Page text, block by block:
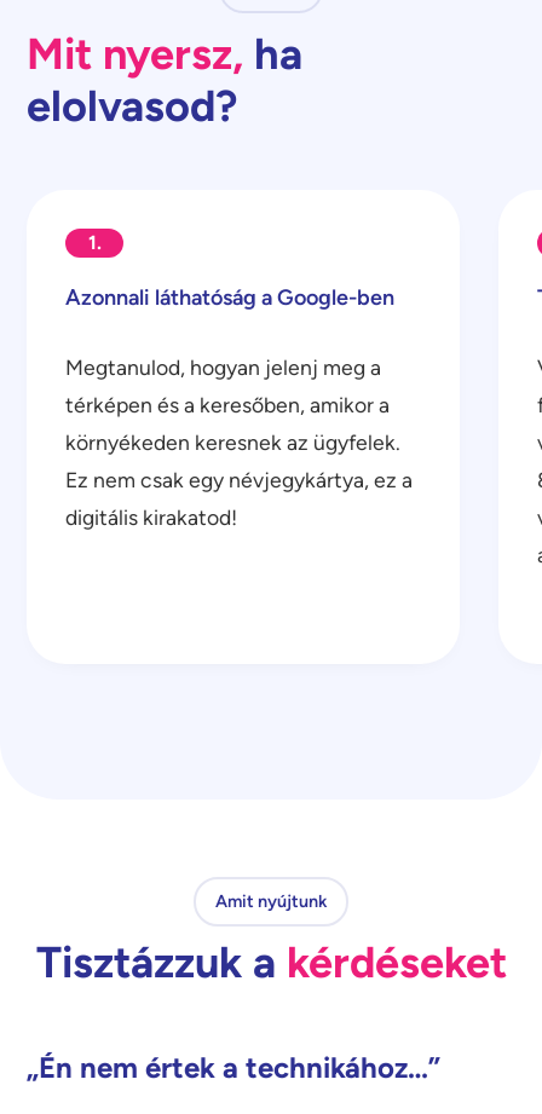
Mit nyersz, ha
elolvasod?
1.
Azonnali láthatóság a Google-ben
Megtanulod, hogyan jelenj meg a
térképen és a keresőben, amikor a
környékeden keresnek az ügyfelek.
Ez nem csak egy névjegykártya, ez a
digitális kirakatod!
Amit nyújtunk
Tisztázzuk a kérdéseket
„Én nem értek a technikához…”